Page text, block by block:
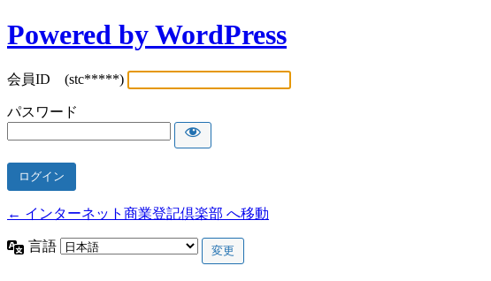
Powered by WordPress
会員ID (stc*****)
パスワード
← インターネット商業登記倶楽部 へ移動
言語